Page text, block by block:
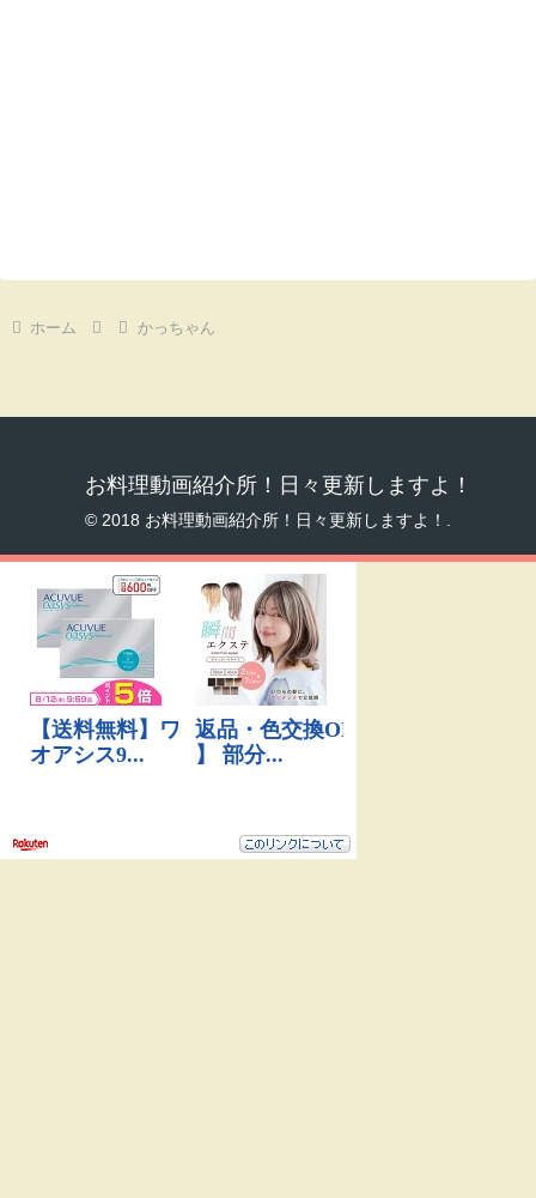
ホーム かっちゃん
お料理動画紹介所！日々更新しますよ！
© 2018 お料理動画紹介所！日々更新しますよ！.